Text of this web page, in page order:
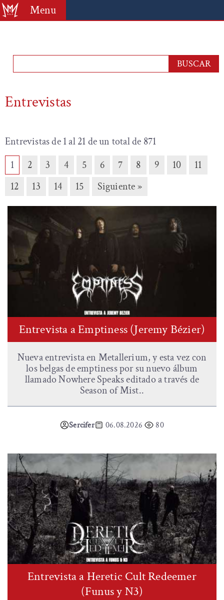
Menu
Entrevistas
Entrevistas de 1 al 21 de un total de 871
1
2 3 4 5 6 7 8 9 10
11
12
13 14 15 Siguiente »
Entrevista a Emptiness (Jeremy Bézier)
Nueva entrevista en Metallerium, y esta vez con
los belgas de emptiness por su nuevo álbum
llamado Nowhere Speaks editado a través de
Season of Mist..
Sercifer 06.08.2026 80
Entrevista a Heretic Cult Redeemer
(Funus y N3)